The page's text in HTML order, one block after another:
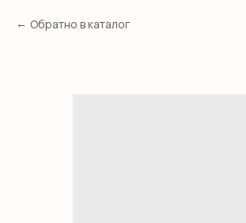
Обратно в каталог